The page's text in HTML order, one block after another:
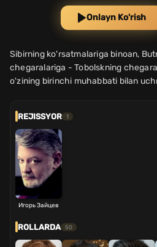
Onlayn Ko'rish
Sibirning ko'rsatmalariga binoan,
chegaralariga - Tobolskning
o'zining birinchi muhabbati bilan
REJISSYOR 1
Игорь Зайцев
ROLLARDA 50